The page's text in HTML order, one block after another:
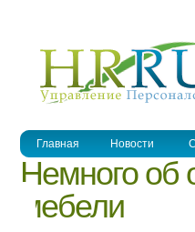
Главная Новости
Немного об
мебели